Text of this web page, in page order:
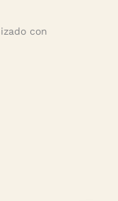
con